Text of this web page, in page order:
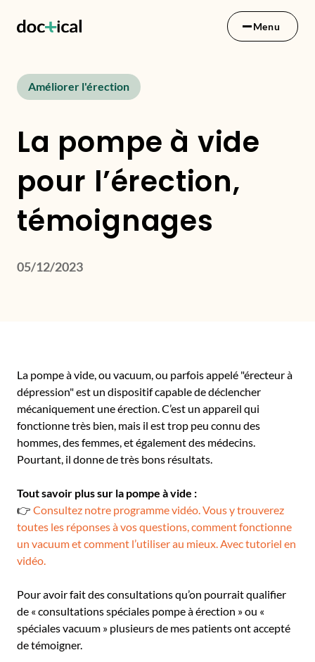
Menu
Améliorer l'érection
La pompe à vide
pour l’érection,
témoignages
05/12/2023
La pompe à vide, ou vacuum, ou parfois appelé "érecteur à
dépression" est un dispositif capable de déclencher
mécaniquement une érection. C’est un appareil qui
fonctionne très bien, mais il est trop peu connu des
hommes, des femmes, et également des médecins.
Pourtant, il donne de très bons résultats.
Tout savoir plus sur la pompe à vide :
👉 Consultez notre programme vidéo. Vous y trouverez
toutes les réponses à vos questions, comment fonctionne
un vacuum et comment l’utiliser au mieux. Avec tutoriel en
vidéo.
Pour avoir fait des consultations qu’on pourrait qualifier
de « consultations spéciales pompe à érection » ou «
spéciales vacuum » plusieurs de mes patients ont accepté
de témoigner.